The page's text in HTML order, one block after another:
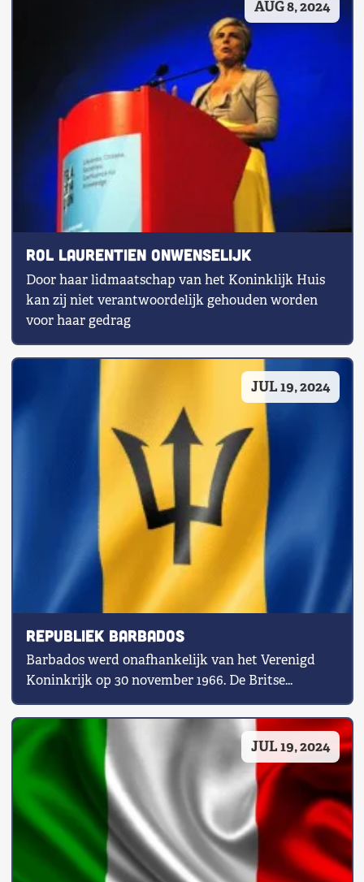
AUG 8, 2024
Rol Laurentien onwenselijk
Door haar lidmaatschap van het Koninklijk Huis
kan zij niet verantwoordelijk gehouden worden
voor haar gedrag
JUL 19, 2024
Republiek Barbados
Barbados werd onafhankelijk van het Verenigd
Koninkrijk op 30 november 1966. De Britse...
JUL 19, 2024